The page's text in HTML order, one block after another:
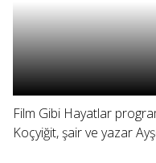
Film Gibi Hayatlar
Koçyiğit, şair ve yazar